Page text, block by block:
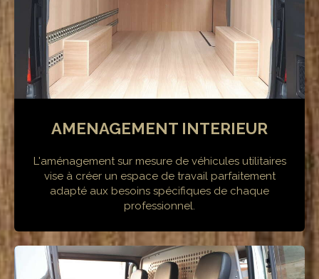
AMENAGEMENT INTERIEUR
L'aménagement sur mesure de véhicules utilitaires
vise à créer un espace de travail parfaitement
adapté aux besoins spécifiques de chaque
professionnel.